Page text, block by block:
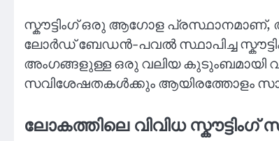
സ്കൗട്ടിംഗ് ഒരു ആഗോള പ്രസ്ഥാനമാണ്,
ലോർഡ് ബേഡൻ-പവൽ സ്ഥാപിച്ച
അംഗങ്ങളുള്ള ഒരു വലിയ കുടുംബമായി
സവിശേഷതകൾക്കും ആയിരത്തോളം
ലോകത്തിലെ വിവിധ